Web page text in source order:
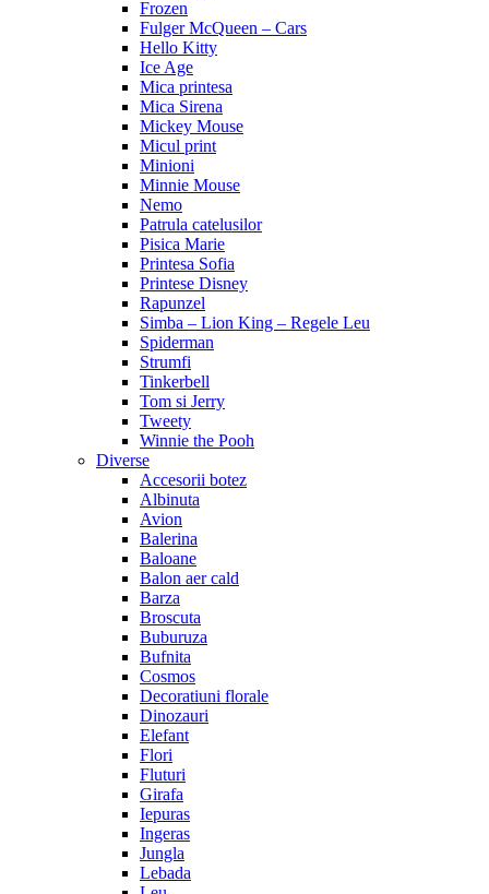
Frozen
Fulger McQueen – Cars
Hello Kitty
Ice Age
Mica printesa
Mica Sirena
Mickey Mouse
Micul print
Minioni
Minnie Mouse
Nemo
Patrula catelusilor
Pisica Marie
Printesa Sofia
Printese Disney
Rapunzel
Simba – Lion King – Regele Leu
Spiderman
Strumfi
Tinkerbell
Tom si Jerry
Tweety
Winnie the Pooh
Diverse
Accesorii botez
Albinuta
Avion
Balerina
Baloane
Balon aer cald
Barza
Broscuta
Buburuza
Bufnita
Cosmos
Decoratiuni florale
Dinozauri
Elefant
Flori
Fluturi
Girafa
Iepuras
Ingeras
Jungla
Lebada